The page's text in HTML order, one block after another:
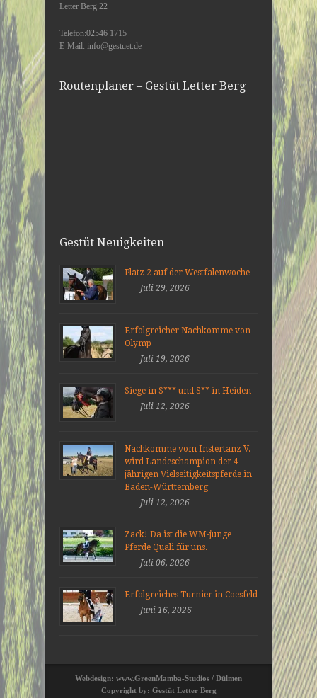
Letter Berg 22
Telefon:02546 1715
E-Mail: info@gestuet.de
Routenplaner – Gestüt Letter Berg
Gestüt Neuigkeiten
Platz 2 auf der Westfalenwoche
Juli 29, 2026
Erfolgreicher Nachkomme von
Olymp
Juli 19, 2026
Siege in S*** und S** in Heiden
Juli 12, 2026
Nachkomme vom Instertanz V.
wird Landeschampion der 4-
jährigen Vielseitigkeitspferde in
Baden-Württemberg
Juli 12, 2026
Zack! Da ist die WM-junge
Pferde Quali für uns.
Juli 06, 2026
Erfolgreiches Turnier in Coesfeld
Juni 16, 2026
Webdesign: www.GreenMamba-Studios / Dülmen
Copyright by: Gestüt Letter Berg